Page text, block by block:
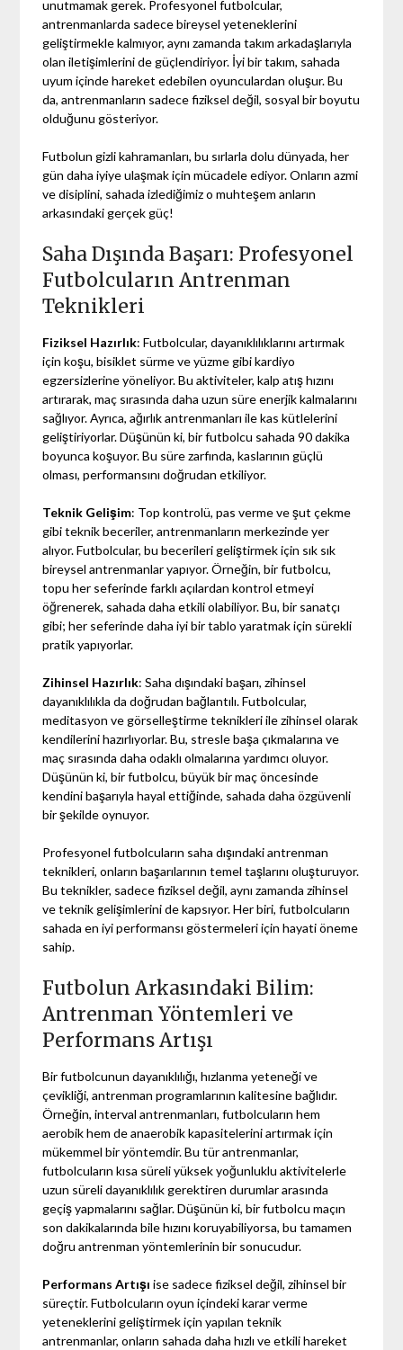
unutmamak gerek. Profesyonel futbolcular,
antrenmanlarda sadece bireysel yeteneklerini
geliştirmekle kalmıyor, aynı zamanda takım arkadaşlarıyla
olan iletişimlerini de güçlendiriyor. İyi bir takım, sahada
uyum içinde hareket edebilen oyunculardan oluşur. Bu
da, antrenmanların sadece fiziksel değil, sosyal bir boyutu
olduğunu gösteriyor.
Futbolun gizli kahramanları, bu sırlarla dolu dünyada, her
gün daha iyiye ulaşmak için mücadele ediyor. Onların azmi
ve disiplini, sahada izlediğimiz o muhteşem anların
arkasındaki gerçek güç!
Saha Dışında Başarı: Profesyonel
Futbolcuların Antrenman
Teknikleri
Fiziksel Hazırlık: Futbolcular, dayanıklılıklarını artırmak
için koşu, bisiklet sürme ve yüzme gibi kardiyo
egzersizlerine yöneliyor. Bu aktiviteler, kalp atış hızını
artırarak, maç sırasında daha uzun süre enerjik kalmalarını
sağlıyor. Ayrıca, ağırlık antrenmanları ile kas kütlelerini
geliştiriyorlar. Düşünün ki, bir futbolcu sahada 90 dakika
boyunca koşuyor. Bu süre zarfında, kaslarının güçlü
olması, performansını doğrudan etkiliyor.
Teknik Gelişim: Top kontrolü, pas verme ve şut çekme
gibi teknik beceriler, antrenmanların merkezinde yer
alıyor. Futbolcular, bu becerileri geliştirmek için sık sık
bireysel antrenmanlar yapıyor. Örneğin, bir futbolcu,
topu her seferinde farklı açılardan kontrol etmeyi
öğrenerek, sahada daha etkili olabiliyor. Bu, bir sanatçı
gibi; her seferinde daha iyi bir tablo yaratmak için sürekli
pratik yapıyorlar.
Zihinsel Hazırlık: Saha dışındaki başarı, zihinsel
dayanıklılıkla da doğrudan bağlantılı. Futbolcular,
meditasyon ve görselleştirme teknikleri ile zihinsel olarak
kendilerini hazırlıyorlar. Bu, stresle başa çıkmalarına ve
maç sırasında daha odaklı olmalarına yardımcı oluyor.
Düşünün ki, bir futbolcu, büyük bir maç öncesinde
kendini başarıyla hayal ettiğinde, sahada daha özgüvenli
bir şekilde oynuyor.
Profesyonel futbolcuların saha dışındaki antrenman
teknikleri, onların başarılarının temel taşlarını oluşturuyor.
Bu teknikler, sadece fiziksel değil, aynı zamanda zihinsel
ve teknik gelişimlerini de kapsıyor. Her biri, futbolcuların
sahada en iyi performansı göstermeleri için hayati öneme
sahip.
Futbolun Arkasındaki Bilim:
Antrenman Yöntemleri ve
Performans Artışı
Bir futbolcunun dayanıklılığı, hızlanma yeteneği ve
çevikliği, antrenman programlarının kalitesine bağlıdır.
Örneğin, interval antrenmanları, futbolcuların hem
aerobik hem de anaerobik kapasitelerini artırmak için
mükemmel bir yöntemdir. Bu tür antrenmanlar,
futbolcuların kısa süreli yüksek yoğunluklu aktivitelerle
uzun süreli dayanıklılık gerektiren durumlar arasında
geçiş yapmalarını sağlar. Düşünün ki, bir futbolcu maçın
son dakikalarında bile hızını koruyabiliyorsa, bu tamamen
doğru antrenman yöntemlerinin bir sonucudur.
Performans Artışı ise sadece fiziksel değil, zihinsel bir
süreçtir. Futbolcuların oyun içindeki karar verme
yeteneklerini geliştirmek için yapılan teknik
antrenmanlar, onların sahada daha hızlı ve etkili hareket